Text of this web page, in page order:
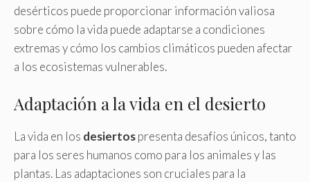
desérticos puede proporcionar información valiosa
sobre cómo la vida puede adaptarse a condiciones
extremas y cómo los cambios climáticos pueden afectar
a los ecosistemas vulnerables.
Adaptación a la vida en el desierto
La vida en los desiertospresenta desafíos únicos, tanto
para los seres humanos como para los animales y las
plantas. Las adaptaciones son cruciales para la